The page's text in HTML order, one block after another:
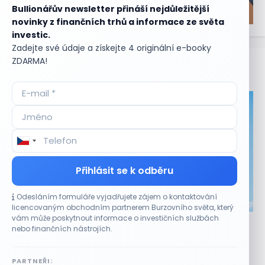
Bullionářův newsletter přináší nejdůležitější
novinky z finančních trhů a informace ze světa
investic.
Zadejte své údaje a získejte 4 originální e-booky
ZDARMA!
Přihlásit se k odběru
Odesláním formuláře vyjadřujete zájem o kontaktování
licencovaným obchodním partnerem Burzovního světa, který
vám může poskytnout informace o investičních službách
nebo finančních nástrojích.
PARTNEŘI:
Aktuální
CO HÝBE TRHEM
Akcie Micron klesají, ale nejhoršímu výprodeji
paměťových čipů unikly